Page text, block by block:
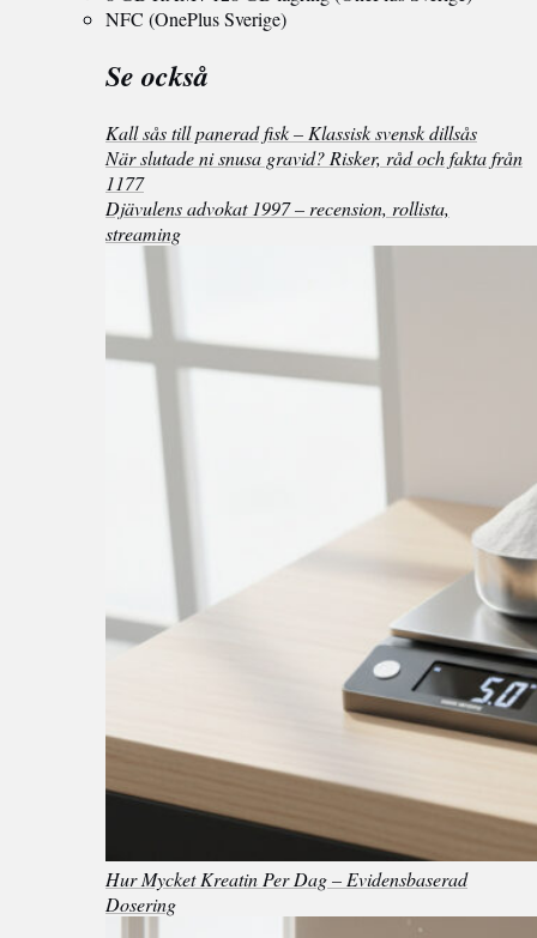
NFC (OnePlus Sverige)
Se också
Kall sås till panerad fisk – Klassisk svensk dillsås
När slutade ni snusa gravid? Risker, råd och fakta från
1177
Djävulens advokat 1997 – recension, rollista,
streaming
Hur Mycket Kreatin Per Dag – Evidensbaserad
Dosering